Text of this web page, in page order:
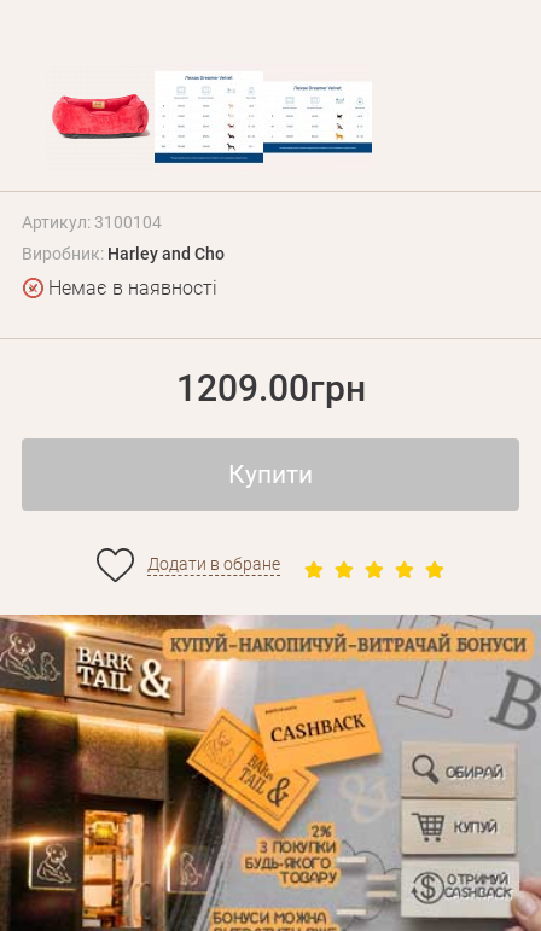
+380 (95) 095-00-05
Артикул: 3100104
Виробник: Harley and Cho
Немає в наявності
1209.00грн
Купити
Додати в обране
Забули пароль?
Особисті дані